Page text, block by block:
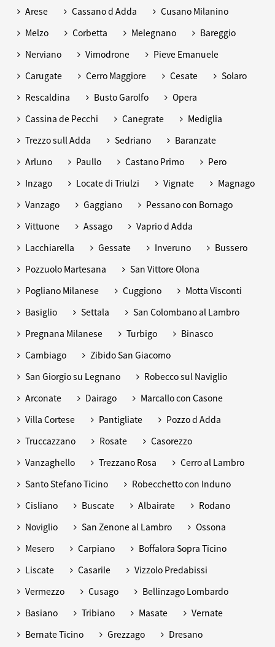
Arese
Cassano d Adda
Cusano Milanino
Melzo
Corbetta Melegnano
Bareggio
Nerviano
Vimodrone
Pieve Emanuele
Carugate
Cerro Maggiore Cesate
Solaro
Rescaldina
Busto Garolfo
Opera
Cassina de Pecchi
Canegrate
Mediglia
Trezzo sull Adda
Sedriano
Baranzate
Arluno
Paullo Castano Primo
Pero
Inzago
Locate di Triulzi Vignate
Magnago
Vanzago
Gaggiano
Pessano con Bornago
Vittuone
Assago
Vaprio d Adda
Lacchiarella
Gessate Inveruno
Bussero
Pozzuolo Martesana
San Vittore Olona
Pogliano Milanese
Cuggiono
Motta Visconti
Basiglio
Settala
San Colombano al Lambro
Pregnana Milanese
Turbigo
Binasco
Cambiago
Zibido San Giacomo
San Giorgio su Legnano
Robecco sul Naviglio
Arconate
Dairago
Marcallo con Casone
Villa Cortese
Pantigliate
Pozzo d Adda
Truccazzano
Rosate
Casorezzo
Vanzaghello
Trezzano Rosa
Cerro al Lambro
Santo Stefano Ticino
Robecchetto con Induno
Cisliano
Buscate Albairate
Rodano
Noviglio
San Zenone al Lambro
Ossona
Mesero
Carpiano
Boffalora Sopra Ticino
Liscate
Casarile
Vizzolo Predabissi
Vermezzo
Cusago
Bellinzago Lombardo
Basiano
Tribiano Masate
Vernate
Bernate Ticino
Grezzago Dresano